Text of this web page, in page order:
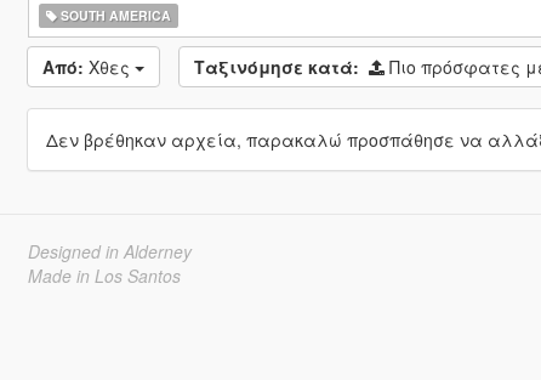
SOUTH AMERICA
Από: Χθες Ταξινόμησε κατά: Πιο πρόσφατες
Δεν βρέθηκαν αρχεία, παρακαλώ προσπάθησε να
Designed in Alderney
Made in Los Santos